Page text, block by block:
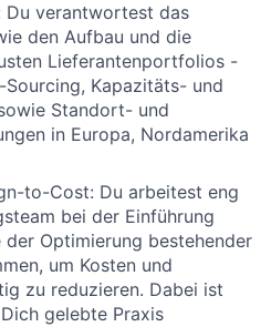
Du verantwortest das
den Aufbau und die
Lieferantenportfolios -
Kapazitäts- und
Standort- und
in Europa, Nordamerika
to-Cost: Du arbeitest eng
bei der Einführung
der Optimierung bestehender
um Kosten und
zu reduzieren. Dabei ist
gelebte Praxis